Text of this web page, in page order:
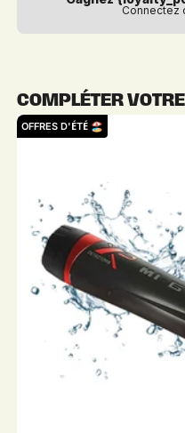
Connectez
COMPLÉTER
OFFRES D'ÉTÉ 🏖️